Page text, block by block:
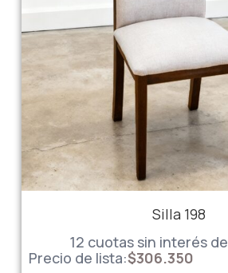
Silla 198
12 cuotas sin interés de
Precio de lista:$306.350